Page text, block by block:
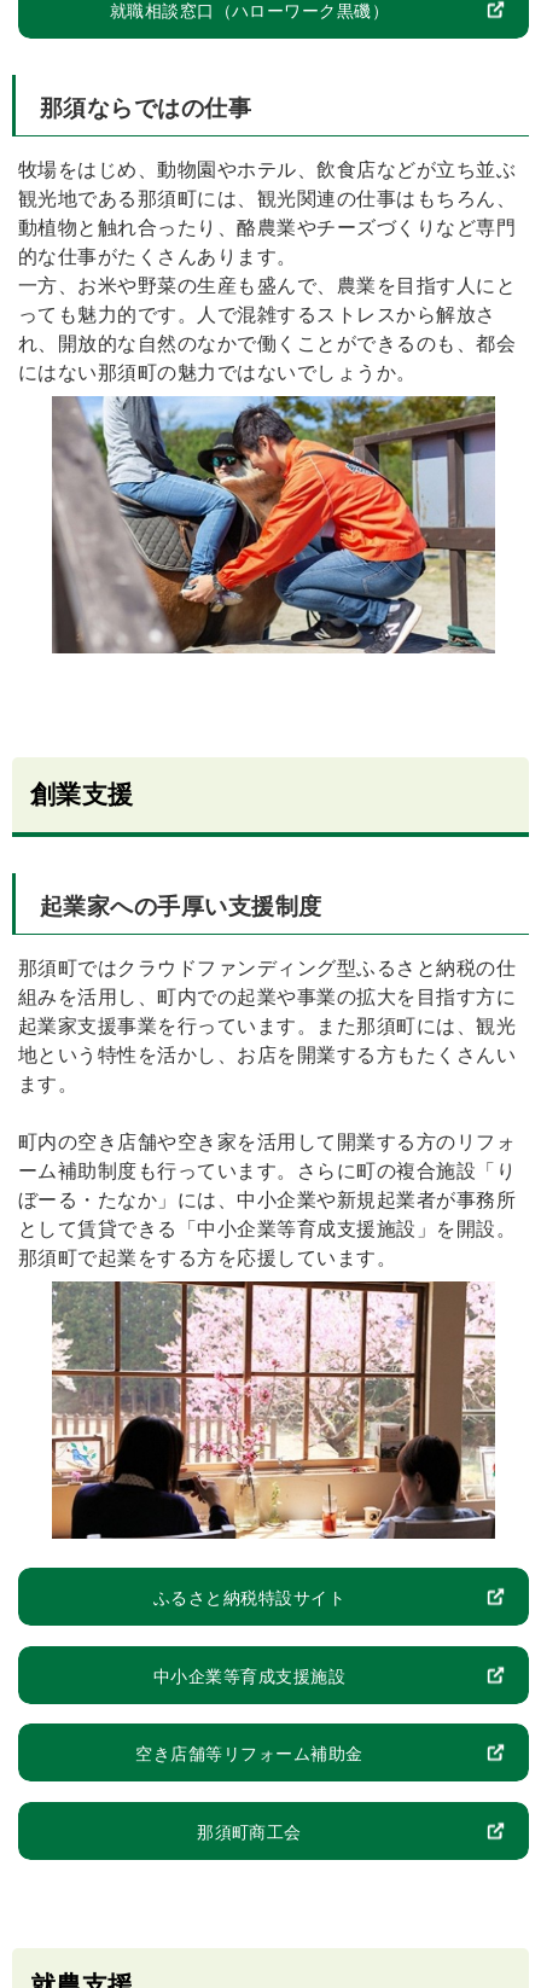
就職相談窓口（ハローワーク黒磯）
那須ならではの仕事
牧場をはじめ、動物園やホテル、飲食店などが立ち並ぶ
観光地である那須町には、観光関連の仕事はもちろん、
動植物と触れ合ったり、酪農業やチーズづくりなど専門
的な仕事がたくさんあります。
一方、お米や野菜の生産も盛んで、農業を目指す人にと
っても魅力的です。人で混雑するストレスから解放さ
れ、開放的な自然のなかで働くことができるのも、都会
にはない那須町の魅力ではないでしょうか。
創業支援
起業家への手厚い支援制度
那須町ではクラウドファンディング型ふるさと納税の仕
組みを活用し、町内での起業や事業の拡大を目指す方に
起業家支援事業を行っています。また那須町には、観光
地という特性を活かし、お店を開業する方もたくさんい
ます。
町内の空き店舗や空き家を活用して開業する方のリフォ
ーム補助制度も行っています。さらに町の複合施設「り
ぼーる・たなか」には、中小企業や新規起業者が事務所
として賃貸できる「中小企業等育成支援施設」を開設。
那須町で起業をする方を応援しています。
ふるさと納税特設サイト
中小企業等育成支援施設
空き店舗等リフォーム補助金
那須町商工会